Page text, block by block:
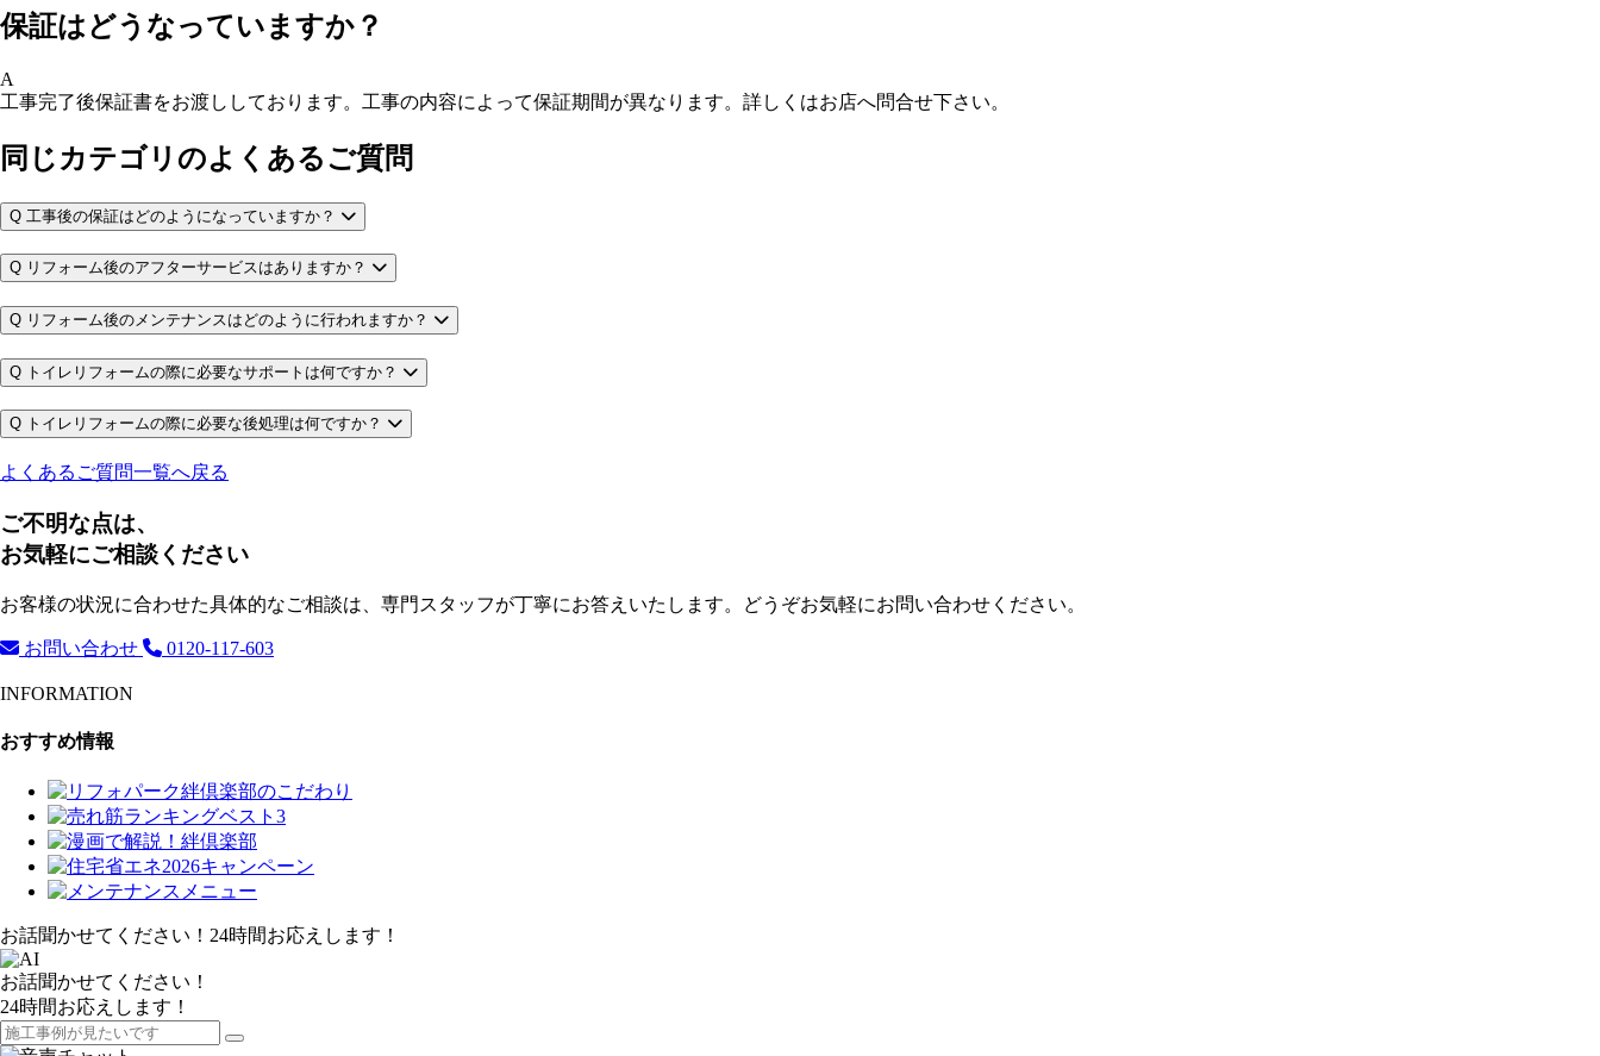
保証はどうなっていますか？
A
工事完了後保証書をお渡ししております。工事の内容によって保証期間が異なります。詳しくはお店へ問合せ下さい。
同じカテゴリのよくあるご質問
Q 工事後の保証はどのようになっていますか？
Q リフォーム後のアフターサービスはありますか？
Q リフォーム後のメンテナンスはどのように行われますか？
Q トイレリフォームの際に必要なサポートは何ですか？
Q トイレリフォームの際に必要な後処理は何ですか？
よくあるご質問一覧へ戻る
ご不明な点は、
お気軽にご相談ください
お客様の状況に合わせた具体的なご相談は、専門スタッフが丁寧にお答えいたします。どうぞお気軽にお問い合わせください。
お問い合わせ 0120-117-603
INFORMATION
おすすめ情報
お話聞かせてください！24時間お応えします！
お話聞かせてください！
24時間お応えします！